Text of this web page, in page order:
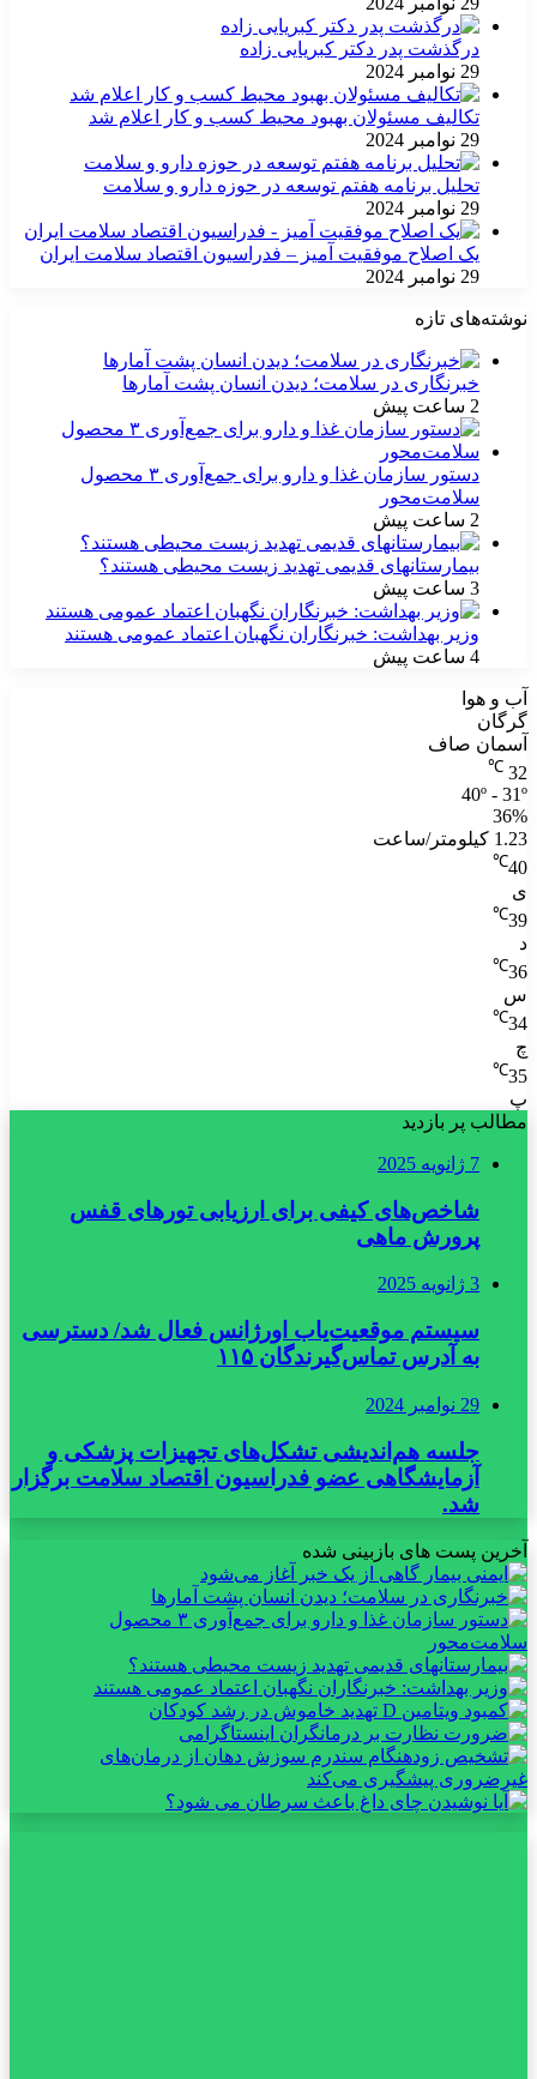
درگذشت پدر دکتر کبریایی زاده
29 نوامبر 2024
تکالیف مسئولان بهبود محیط کسب و کار اعلام شد
29 نوامبر 2024
تحلیل برنامه هفتم توسعه در حوزه دارو و سلامت
29 نوامبر 2024
یک اصلاح موفقیت آمیز – فدراسیون اقتصاد سلامت ایران
29 نوامبر 2024
نوشته‌های تازه
خبرنگاری در سلامت؛ دیدن انسان پشت آمارها
2 ساعت پیش
دستور سازمان غذا و دارو برای جمع‌آوری ۳ محصول
سلامت‌محور
2 ساعت پیش
بیمارستانهای قدیمی تهدید زیست محیطی هستند؟
3 ساعت پیش
وزیر بهداشت: خبرنگاران نگهبان اعتماد عمومی هستند
4 ساعت پیش
آب و هوا
گرگان
آسمان صاف
32
℃
40º - 31º
36%
1.23 کیلومتر/ساعت
40
℃
ی
39
℃
د
36
℃
س
34
℃
چ
35
℃
پ
مطالب پر بازدید
7 ژانویه 2025
شاخص‌های کیفی برای ارزیابی تورهای قفس
پرورش ماهی
3 ژانویه 2025
سیستم موقعیت‌یاب اورژانس فعال شد/ دسترسی
به آدرس تماس‌گیرندگان ۱۱۵
29 نوامبر 2024
جلسه هم‌اندیشی تشکل‌های تجهیزات پزشکی و
آزمایشگاهی عضو فدراسیون اقتصاد سلامت برگزار
شد.
آخرین پست های بازبینی شده